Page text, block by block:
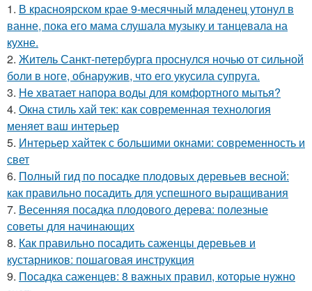
1. В красноярском крае 9-месячный младенец утонул в
ванне, пока его мама слушала музыку и танцевала на
кухне.
2. Житель Санкт-петербурга проснулся ночью от сильной
боли в ноге, обнаружив, что его укусила супруга.
3. Не хватает напора воды для комфортного мытья?
4. Окна стиль хай тек: как современная технология
меняет ваш интерьер
5. Интерьер хайтек с большими окнами: современность и
свет
6. Полный гид по посадке плодовых деревьев весной:
как правильно посадить для успешного выращивания
7. Весенняя посадка плодового дерева: полезные
советы для начинающих
8. Как правильно посадить саженцы деревьев и
кустарников: пошаговая инструкция
9. Посадка саженцев: 8 важных правил, которые нужно